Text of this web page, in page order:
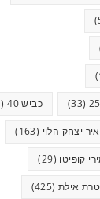
(33) כביש 40 (121)
יצחק הלוי (163)
קופיטו (29)
אילת(425)